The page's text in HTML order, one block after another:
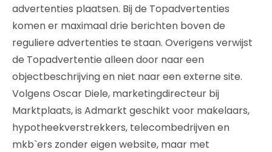
advertenties plaatsen. Bij de Topadvertenties
komen er maximaal drie berichten boven de
reguliere advertenties te staan. Overigens verwijst
de Topadvertentie alleen door naar een
objectbeschrijving en niet naar een externe site.
Volgens Oscar Diele, marketingdirecteur bij
Marktplaats, is Admarkt geschikt voor makelaars,
hypotheekverstrekkers, telecombedrijven en
mkb`ers zonder eigen website, maar met